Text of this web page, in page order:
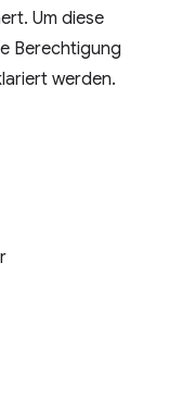
Um diese
Berechtigung
werden.